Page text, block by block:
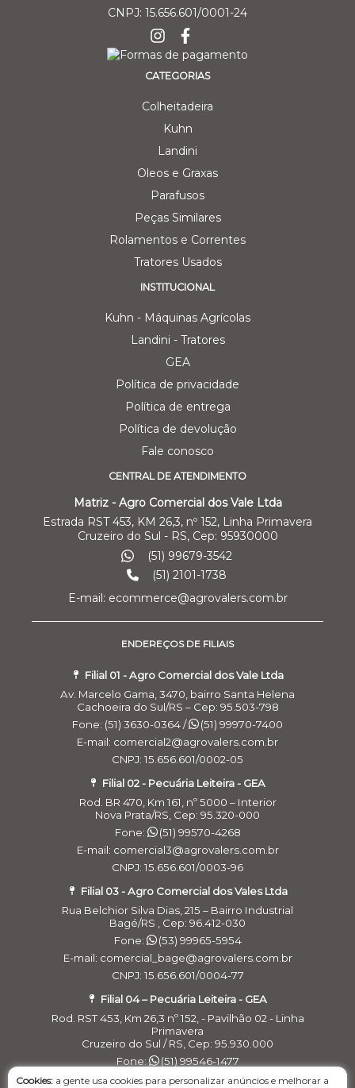
CNPJ: 15.656.601/0001-24
CATEGORIAS
Colheitadeira
Kuhn
Landini
Oleos e Graxas
Parafusos
Peças Similares
Rolamentos e Correntes
Tratores Usados
INSTITUCIONAL
Kuhn - Máquinas Agrícolas
Landini - Tratores
GEA
Política de privacidade
Política de entrega
Política de devolução
Fale conosco
CENTRAL DE ATENDIMENTO
Matriz - Agro Comercial dos Vale Ltda
Estrada RST 453, KM 26,3, nº 152, Linha Primavera
Cruzeiro do Sul - RS, Cep: 95930000
(51) 99679-3542
(51) 2101-1738
E-mail: ecommerce@agrovalers.com.br
ENDEREÇOS DE FILIAIS
Filial 01 - Agro Comercial dos Vale Ltda
Av. Marcelo Gama, 3470, bairro Santa Helena
Cachoeira do Sul/RS – Cep: 95.503-798
Fone: (51) 3630-0364 /
(51) 99970-7400
E-mail: comercial2@agrovalers.com.br
CNPJ: 15.656.601/0002-05
Filial 02 - Pecuária Leiteira - GEA
Rod. BR 470, Km 161, nº 5000 – Interior
Nova Prata/RS, Cep: 95.320-000
Fone:
(51) 99570-4268
E-mail: comercial3@agrovalers.com.br
CNPJ: 15.656.601/0003-96
Filial 03 - Agro Comercial dos Vales Ltda
Rua Belchior Silva Dias, 215 – Bairro Industrial
Bagé/RS , Cep: 96.412-030
Fone:
(53) 99965-5954
E-mail: comercial_bage@agrovalers.com.br
CNPJ: 15.656.601/0004-77
Filial 04 – Pecuária Leiteira - GEA
Rod. RST 453, Km 26,3 nº 152, - Pavilhão 02 - Linha
Primavera
Cruzeiro do Sul / RS, Cep: 95.930.000
Fone:
(51) 99546-1477
E-maill: financeirogea@agrovalers.com.br
Cookies: a gente usa cookies para personalizar anúncios e melhorar a